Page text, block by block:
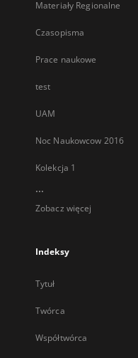
Materiały Regionalne
Czasopisma
Prace naukowe
test
UAM
Noc Naukowcow 2016
Kolekcja 1
...
Zobacz więcej
Indeksy
Tytuł
Twórca
Współtwórca